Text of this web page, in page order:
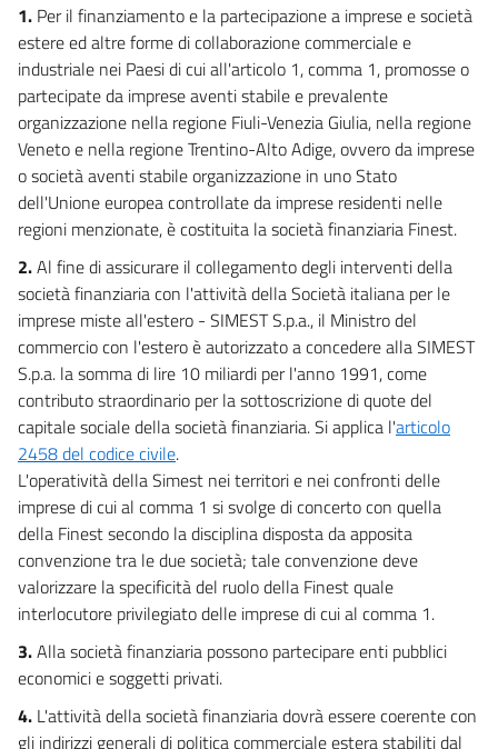
1. Per il finanziamento e la partecipazione a imprese e società
estere ed altre forme di collaborazione commerciale e
industriale nei Paesi di cui all'articolo 1, comma 1, promosse o
partecipate da imprese aventi stabile e prevalente
organizzazione nella regione Fiuli-Venezia Giulia, nella regione
Veneto e nella regione Trentino-Alto Adige, ovvero da imprese
o società aventi stabile organizzazione in uno Stato
dell'Unione europea controllate da imprese residenti nelle
regioni menzionate, è costituita la società finanziaria Finest.
2.Al fine di assicurare il collegamento degli interventi della
società finanziaria con l'attività della Società italiana per le
imprese miste all'estero - SIMEST S.p.a., il Ministro del
commercio con l'estero è autorizzato a concedere alla SIMEST
S.p.a. la somma di lire 10 miliardi per l'anno 1991, come
contributo straordinario per la sottoscrizione di quote del
capitale sociale della società finanziaria. Si applica l'articolo
2458 del codice civile.
L'operatività della Simest nei territori e nei confronti delle
imprese di cui al comma 1 si svolge di concerto con quella
della Finest secondo la disciplina disposta da apposita
convenzione tra le due società; tale convenzione deve
valorizzare la specificità del ruolo della Finest quale
interlocutore privilegiato delle imprese di cui al comma 1.
3.Alla società finanziaria possono partecipare enti pubblici
economici e soggetti privati.
4. L'attività della società finanziaria dovrà essere coerente con
gli indirizzi generali di politica commerciale estera stabiliti dal